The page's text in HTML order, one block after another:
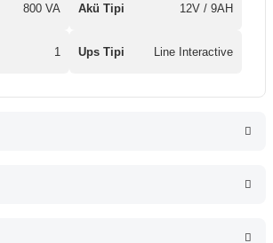
800 VA Akü Tipi 12V / 9AH
1 Ups Tipi Line Interactive